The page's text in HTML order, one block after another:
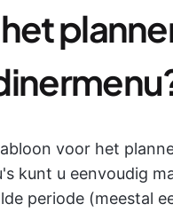
voor het
kunt u eenvoudig
periode (meestal